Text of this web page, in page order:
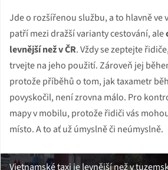
Jde o rozšířenou službu, a to hlavně ve
patří mezi dražší varianty cestování, ale
levnější než v ČR. Vždy se zeptejte
trvejte na jeho použití. Zároveň jej
protože příběhů o tom, jak taxametr
povyskočil, není zrovna málo. Pro
mapy v mobilu, protože řidiči vás
místo. A to ať už úmyslně či neúmyslně.
Vietnamské taxi je levnější než v